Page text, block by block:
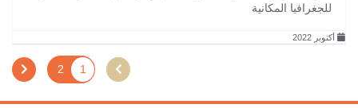
للجغرافيا المكانية
أكتوبر 2022
1
2